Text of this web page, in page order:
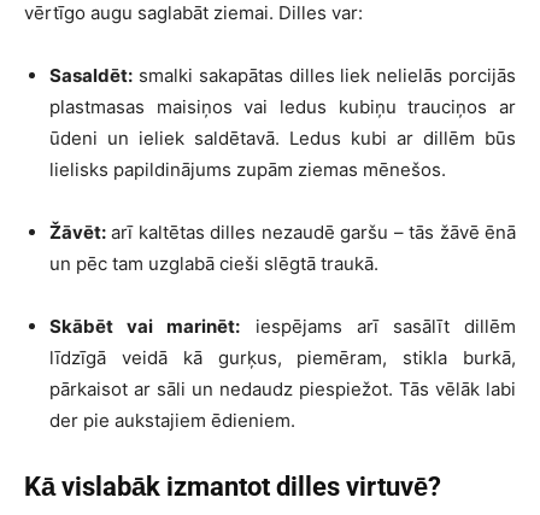
vērtīgo augu saglabāt ziemai. Dilles var:
Sasaldēt: smalki sakapātas dilles liek nelielās porcijās
plastmasas maisiņos vai ledus kubiņu trauciņos ar
ūdeni un ieliek saldētavā. Ledus kubi ar dillēm būs
lielisks papildinājums zupām ziemas mēnešos.
Žāvēt: arī kaltētas dilles nezaudē garšu – tās žāvē ēnā
un pēc tam uzglabā cieši slēgtā traukā.
Skābēt vai marinēt: iespējams arī sasālīt dillēm
līdzīgā veidā kā gurķus, piemēram, stikla burkā,
pārkaisot ar sāli un nedaudz piespiežot. Tās vēlāk labi
der pie aukstajiem ēdieniem.
Kā vislabāk izmantot dilles virtuvē?